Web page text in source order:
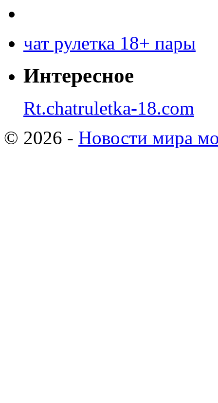
чат рулетка 18+ пары
Интересное
Rt.chatruletka-18.com
© 2026 - Новости мира